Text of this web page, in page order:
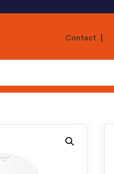
Contact